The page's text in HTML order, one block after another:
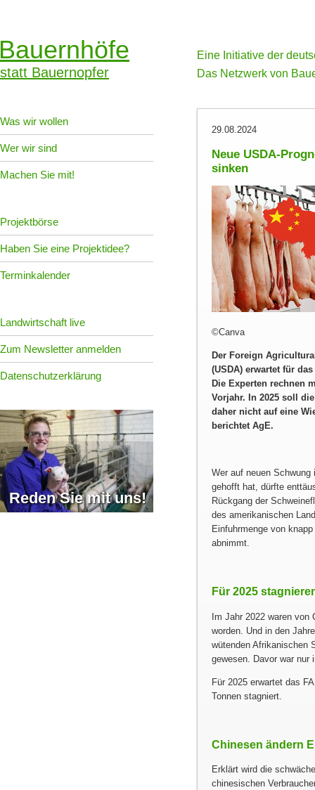
statt Bauernopfer
Eine Initiative der
Das Netzwerk von
Was wir wollen
Wer wir sind
Machen Sie mit!
Projektbörse
Haben Sie eine Projektidee?
Terminkalender
Landwirtschaft live
Zum Newsletter anmelden
Datenschutzerklärung
Reden Sie mit uns!
29.08.2024
Neue USDA-
sinken
©Canva
Der Foreign
(USDA) erwartet für
Die Experten rechnen
Vorjahr. In 2025 soll
daher nicht auf eine
berichtet AgE.
Wer auf neuen
gehofft hat, dürfte
Rückgang der
des amerikanischen
Einfuhrmenge von
abnimmt.
Für 2025
Im Jahr 2022 waren von
worden. Und in den
wütenden Afrikanischen
gewesen. Davor war nur
Für 2025 erwartet das
Tonnen stagniert.
Chinesen ändern
Erklärt wird die
chinesischen